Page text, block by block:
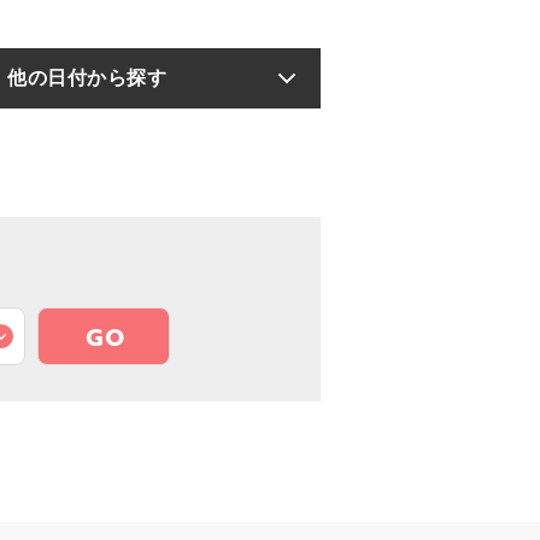
他の日付から探す
GO